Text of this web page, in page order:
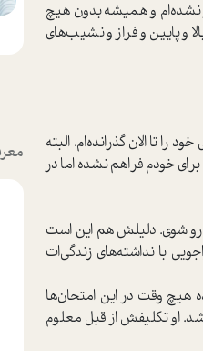
نشده‌ام و همیشه بدون هیچ
و پايین و فراز و نشیب‌های
را تا الان گذرانده‌ام. البته
خودم فراهم نشده اما در
شوی. دلیلش هم این است
با نداشته‌های زندگی‌ات
هیچ وقت در این امتحان‌ها
او تکلیفش از قبل معلوم